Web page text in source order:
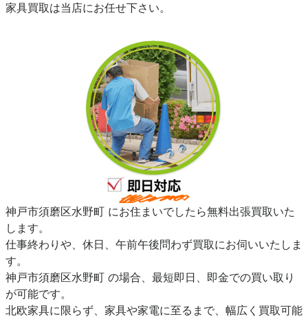
家具買取は当店にお任せ下さい。
神戸市須磨区水野町 にお住まいでしたら無料出張買取いた
します。
仕事終わりや、休日、午前午後問わず買取にお伺いいたしま
す。
神戸市須磨区水野町 の場合、最短即日、即金での買い取り
が可能です。
北欧家具に限らず、家具や家電に至るまで、幅広く買取可能